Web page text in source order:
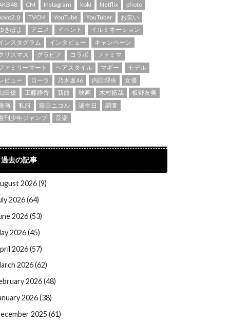
CM Instagram koki Netflix
photo
TVCM YouTube YouTuber
お笑い
きぽよ
アニメ イベント
イルミネーション
ンスタグラム
インタビュー
キャンペーン
リスマス
グラビア コラボ
ファミマ
ァミリーマート
ヘアスタイル マギー
モデル
ビュー
ローラ 乃木坂46 内田理央
女優
田優
工藤静香 新曲 映画 木村拓哉
板野友美
画
私服 藤田ニコル 誕生日
調査
刊少年ジャンプ
音楽
過去の記事
2026 (9)
2026 (64)
2026 (53)
2026 (45)
2026 (57)
2026 (62)
2026 (48)
2026 (38)
2025 (61)